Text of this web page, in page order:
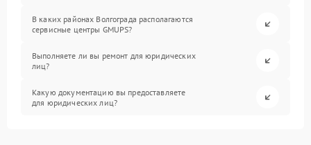
В каких районах Волгограда располагаются
сервисные центры GMUPS?
Выполняете ли вы ремонт для юридических
лиц?
Какую документацию вы предоставляете
для юридических лиц?